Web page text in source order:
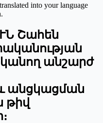
into your language
Շահեն
անշարժ
անցկացման
թիվ